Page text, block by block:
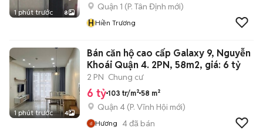
1 phút trước 8
Quận 1 (P. Tân Định mới)
HHiền Trương
1 phút trước 4
Bán căn hộ cao cấp Galaxy 9, Nguyễn
Khoái Quận 4. 2PN, 58m2, giá: 6 tỷ
2 PN Chung cư
6 tỷ 103 tr/m² 58 m²
Quận 4 (P. Vĩnh Hội mới)
Hương 4đã bán